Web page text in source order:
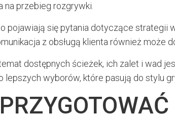
na przebieg rozgrywki.
pojawiają się pytania dotyczące strategii
z obsługą klienta również
dostępnych ścieżek, ich zalet i wad
lepszych wyborów, które pasują do stylu